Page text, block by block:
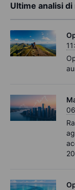
Ultime analisi